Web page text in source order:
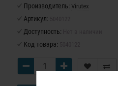
Производитель: Virutex
Артикул:
Доступность:
Код товара: